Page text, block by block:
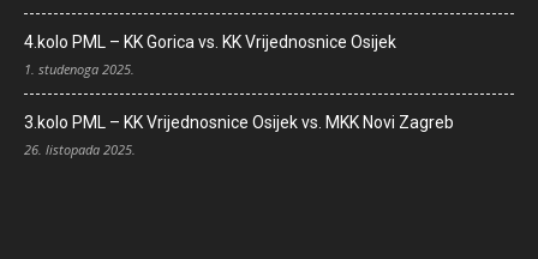
4.kolo PML – KK Gorica vs. KK Vrijednosnice Osijek
1. studenoga 2025.
3.kolo PML – KK Vrijednosnice Osijek vs. MKK Novi Zagreb
26. listopada 2025.